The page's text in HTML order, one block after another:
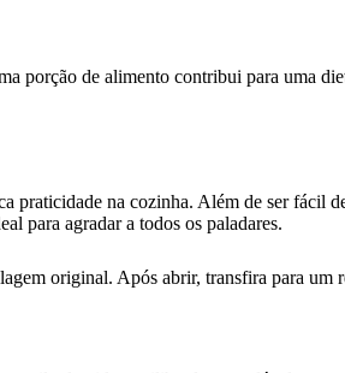
de alimento contribui para uma
praticidade na cozinha. Além de ser fácil
para agradar a todos os paladares.
original. Após abrir, transfira para